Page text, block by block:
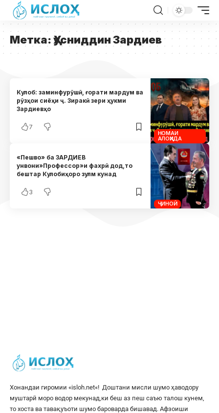
Метка:Ҳусниддин Зардиев
НОМАИ
АЛОҲИДА
Кулоб: заминфурӯшӣ, ғорати мардум ва
рӯзҳои сиёҳи ҷ. Зиракӣ зери ҳукми
Зардиевҳо
7
ҶИНОӢ
«Пешво» ба ЗАРДИЕВ
унвони»Профессор»и фахрӣ дод,то
бештар Кулобиҳоро зулм кунад
3
Хонандаи гиромии «isloh.net«! Доштани мисли шумо ҳаводору
муштарӣ моро водор мекунад,ки беш аз пеш саъю талош кунем,
то хоста ва тавақуъоти шумо бароварда бишавад. Афзоиши